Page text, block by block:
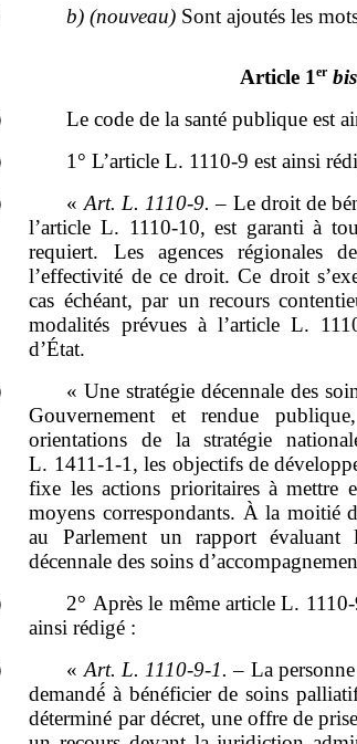
b) (nouveau) Sont ajoutés les
Article 1er bis
Le code de la santé publique est
1° L’article L. 1110‑9 est ainsi
«Art. L. 1110‑9. – Le droit de
l’article L. 1110‑10, est garanti à
requiert. Les agences régionales
l’effectivité de ce droit. Ce droit
cas échéant, par un recours
modalités prévues à l’article L.
d’État.
« Une stratégie décennale des
Gouvernement et rendue
orientations de la stratégie
L. 1411‑1‑1, les objectifs de
fixe les actions prioritaires à mettre
moyens correspondants. À la moitié
au Parlement un rapport
décennale des soins
2° Après le même article L.
ainsi rédigé :
« Art. L. 1110‑9‑1. – La
demandé́ à bénéficier de soins
déterminé par décret, une offre de